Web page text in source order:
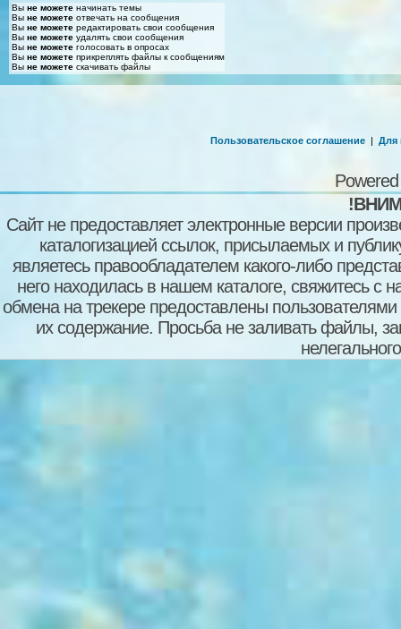
Вы не можете начинать темы
Вы не можете отвечать на сообщения
Вы не можете редактировать свои сообщения
Вы не можете удалять свои сообщения
Вы не можете голосовать в опросах
Вы не можете прикреплять файлы к сообщениям
Вы не можете скачивать файлы
Пользовательское соглашение | Для
Сайт не предоставляет электронные версии
каталогизацией ссылок, присылаемых и
являетесь правообладателем какого-либо
него находилась в нашем каталоге, свяжитесь
обмена на трекере предоставлены пользователями
их содержание. Просьба не заливать файлы,